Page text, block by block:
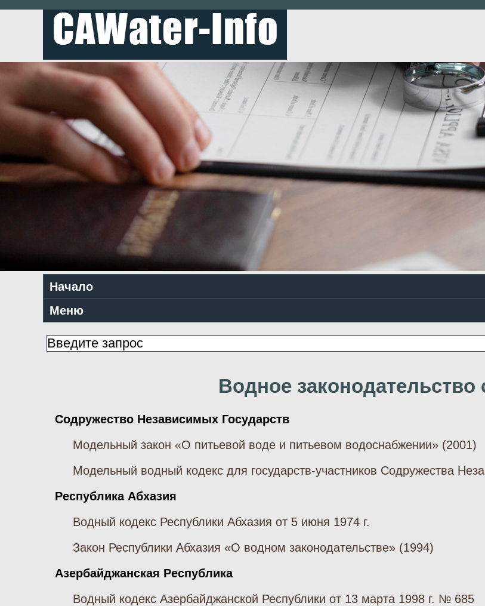
Начало
Меню
Водное законодательство
Содружество Независимых Государств
Модельный закон «О питьевой воде и питьевом водоснабжении» (2001)
Модельный водный кодекс для государств-участников Содружества
Республика Абхазия
Водный кодекс Республики Абхазия от 5 июня 1974 г.
Закон Республики Абхазия «О водном законодательстве» (1994)
Азербайджанская Республика
Водный кодекс Азербайджанской Республики от 13 марта 1998 г. № 685